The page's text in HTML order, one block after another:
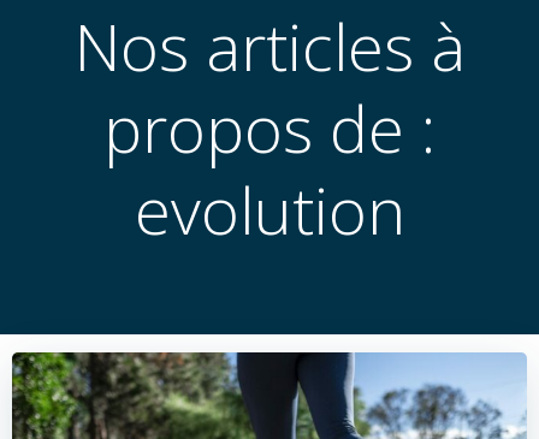
Nos articles à
propos de :
evolution